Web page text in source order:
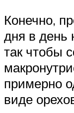
Конечно,
дня в день
так чтобы
примерно
виде